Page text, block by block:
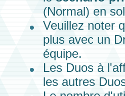
(Normal) en
Veuillez noter
plus avec un
équipe.
Les Duos à
les autres